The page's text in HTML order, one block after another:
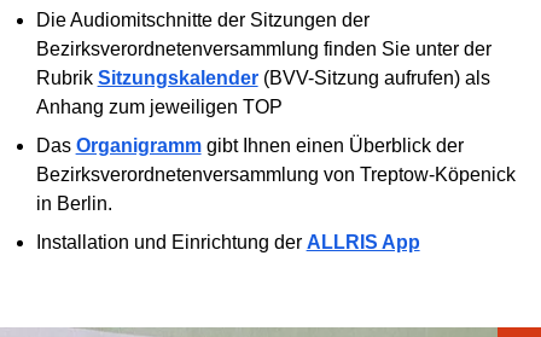
Die Audiomitschnitte der Sitzungen der
Bezirksverordnetenversammlung finden Sie unter der
Rubrik Sitzungskalender(BVV-Sitzung aufrufen) als
Anhang zum jeweiligen TOP
Das Organigrammgibt Ihnen einen Überblick der
Bezirksverordnetenversammlung von Treptow-Köpenick
in Berlin.
Installation und Einrichtung der ALLRIS App